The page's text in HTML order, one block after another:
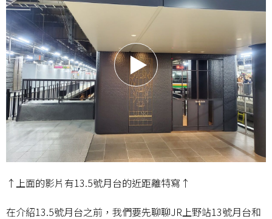
↑上面的影片有13.5號月台的近距離特寫↑
在介紹13.5號月台之前，我們要先聊聊JR上野站13號月台和